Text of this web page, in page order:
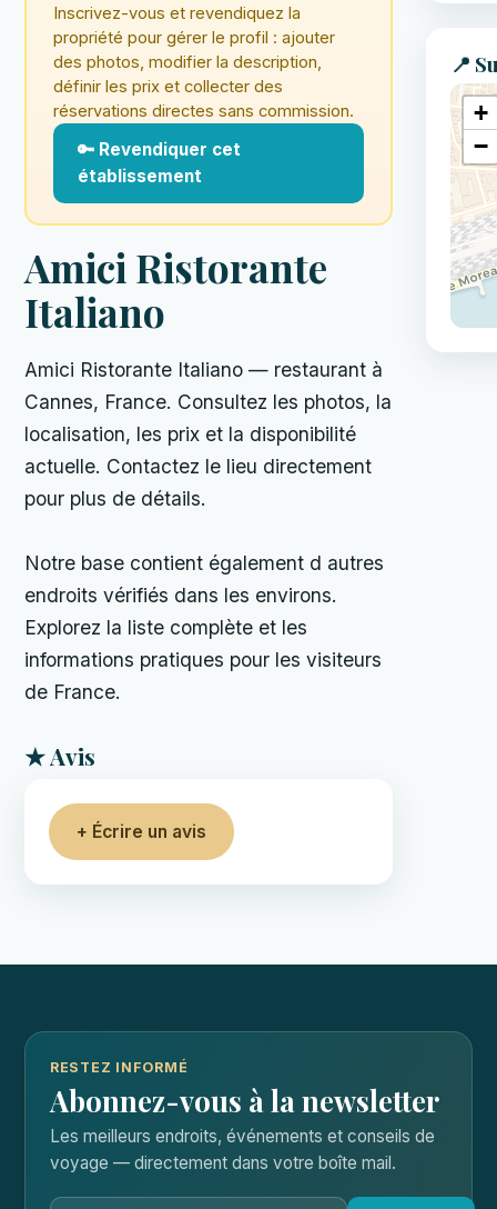
Inscrivez-vous et revendiquez la
propriété pour gérer le profil : ajouter
des photos, modifier la description,
définir les prix et collecter des
réservations directes sans commission.
🔑 Revendiquer cet
établissement
Amici Ristorante
Italiano
Amici Ristorante Italiano — restaurant à
Cannes, France. Consultez les photos, la
localisation, les prix et la disponibilité
actuelle. Contactez le lieu directement
pour plus de détails.
Notre base contient également d autres
endroits vérifiés dans les environs.
Explorez la liste complète et les
informations pratiques pour les visiteurs
de France.
★ Avis
+ Écrire un avis
📍
+
−
RESTEZ INFORMÉ
Abonnez-vous à la newsletter
Les meilleurs endroits, événements et conseils de
voyage — directement dans votre boîte mail.